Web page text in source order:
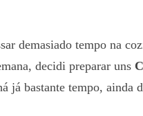
demasiado tempo na
decidi preparar uns
já bastante tempo, ainda